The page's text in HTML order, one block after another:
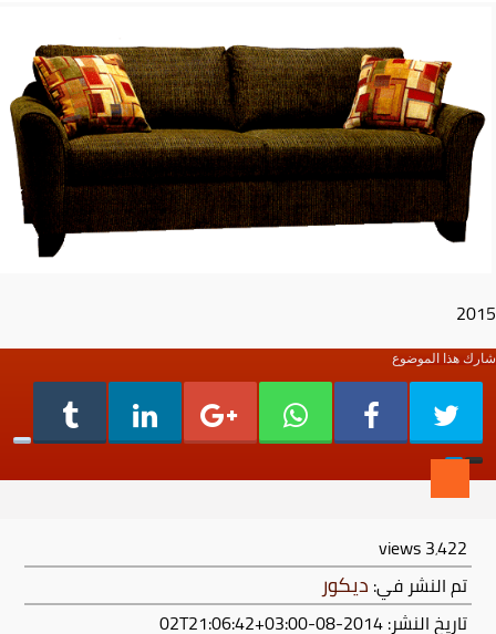
2015
شارك هذا الموضوع
3٬422views
تم النشر في: ديكور
تاريخ النشر: 2014-08-02T21:06:42+03:00